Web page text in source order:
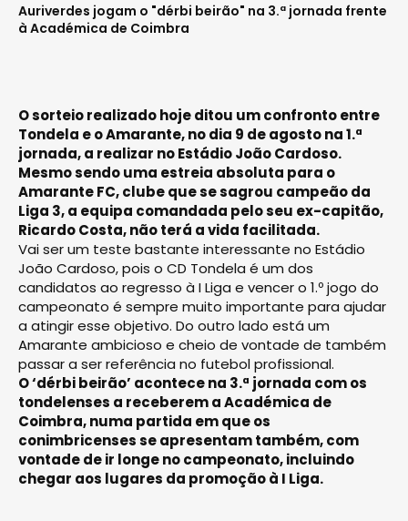
Auriverdes jogam o "dérbi beirão" na 3.ª jornada frente
à Académica de Coimbra
O sorteio realizado hoje ditou um confronto entre
Tondela e o Amarante, no dia 9 de agosto na 1.ª
jornada, a realizar no Estádio João Cardoso.
Mesmo sendo uma estreia absoluta para o
Amarante FC, clube que se sagrou campeão da
Liga 3, a equipa comandada pelo seu ex-capitão,
Ricardo Costa, não terá a vida facilitada.
Vai ser um teste bastante interessante no Estádio
João Cardoso, pois o CD Tondela é um dos
candidatos ao regresso à I Liga e vencer o 1.º jogo do
campeonato é sempre muito importante para ajudar
a atingir esse objetivo. Do outro lado está um
Amarante ambicioso e cheio de vontade de também
passar a ser referência no futebol profissional.
O ‘dérbi beirão’ acontece na 3.ª jornada com os
tondelenses a receberem a Académica de
Coimbra, numa partida em que os
conimbricenses se apresentam também, com
vontade de ir longe no campeonato, incluindo
chegar aos lugares da promoção à I Liga.